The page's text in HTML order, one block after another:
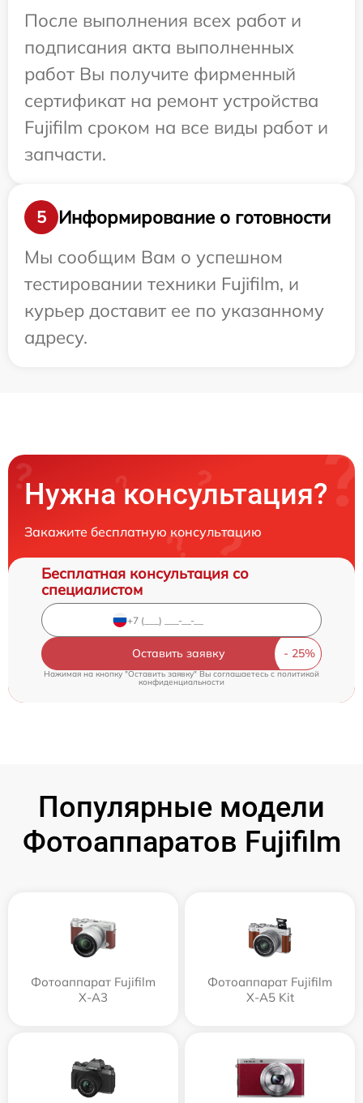
После выполнения всех работ и
подписания акта выполненных
работ Вы получите фирменный
сертификат на ремонт устройства
Fujifilm сроком на все виды работ и
запчасти.
5
Информирование о готовности
Мы сообщим Вам о успешном
тестировании техники Fujifilm, и
курьер доставит ее по указанному
адресу.
Нужна консультация?
Закажите бесплатную консультацию
Бесплатная консультация со
специалистом
Оставить заявку
Нажимая на кнопку "Оставить заявку" Вы соглашаетесь c политикой
конфиденциальности
Популярные модели
Фотоаппаратов Fujifilm
Фотоаппарат Fujifilm
X-A3
Фотоаппарат Fujifilm
X-A5 Kit